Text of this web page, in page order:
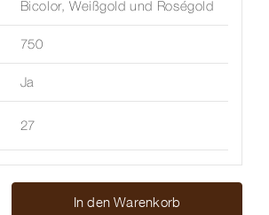
Bicolor, Weißgold und Roségold
750
Ja
27
In den Warenkorb